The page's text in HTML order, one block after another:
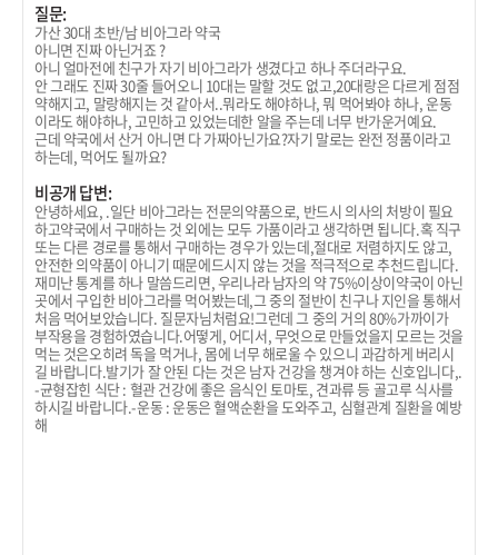
질문:
가산 30대 초반/남 비아그라 약국
아니면 진짜 아닌거죠 ?
아니 얼마전에 친구가 자기 비아그라가 생겼다고 하나 주더라구요.
안 그래도 진짜 30줄 들어오니 10대는 말할 것도 없고,20대랑은 다르게 점점
약해지고, 말랑해지는 것 같아서..뭐라도 해야하나, 뭐 먹어봐야 하나, 운동
이라도 해야하나, 고민하고 있었는데한 알을 주는데 너무 반가운거예요.
근데 약국에서 산거 아니면 다 가짜아닌가요?자기 말로는 완전 정품이라고
하는데, 먹어도 될까요?
비공개 답변:
안녕하세요, .일단 비아그라는 전문의약품으로, 반드시 의사의 처방이 필요
하고약국에서 구매하는 것 외에는 모두 가품이라고 생각하면 됩니다.혹 직구
또는 다른 경로를 통해서 구매하는 경우가 있는데,절대로 저렴하지도 않고,
안전한 의약품이 아니기 때문에드시지 않는 것을 적극적으로 추천드립니다.
재미난 통계를 하나 말씀드리면, 우리나라 남자의 약 75%이상이약국이 아닌
곳에서 구입한 비아그라를 먹어봤는데,그 중의 절반이 친구나 지인을 통해서
처음 먹어보았습니다. 질문자님처럼요!그런데 그 중의 거의 80%가까이가
부작용을 경험하였습니다.어떻게, 어디서, 무엇으로 만들었을지 모르는 것을
먹는 것은오히려 독을 먹거나, 몸에 너무 해로울 수 있으니 과감하게 버리시
길 바랍니다.발기가 잘 안된 다는 것은 남자 건강을 챙겨야 하는 신호입니다,.
-균형잡힌 식단 : 혈관 건강에 좋은 음식인 토마토, 견과류 등 골고루 식사를
하시길 바랍니다.-운동 : 운동은 혈액순환을 도와주고, 심혈관계 질환을 예방
해